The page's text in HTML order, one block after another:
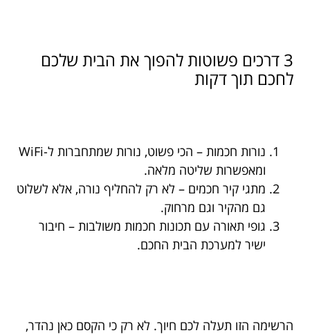
3 דרכים פשוטות להפוך את הבית שלכם
לחכם תוך דקות
נורות חכמות – הכי פשוט, נורות שמתחברות ל-WiFi
ומאפשרות שליטה מלאה.
מתגי קיר חכמים – לא רק להחליף נורה, אלא לשלוט
גם מהקיר וגם מרחוק.
גופי תאורה עם תכונות חכמות משולבות – חיבור
ישיר למערכת הבית החכם.
הרשימה הזו תעלה לכם חיוך. לא רק כי הקסם כאן נהדר,